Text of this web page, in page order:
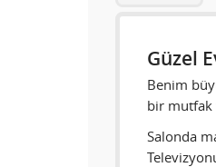
Güzel
Benim
bir mutfak
Salonda